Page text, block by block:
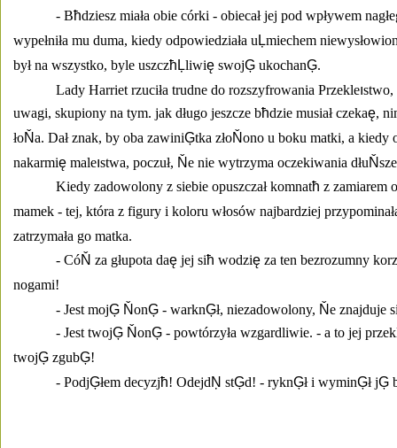
- Bħdziesz miała obie córki - obiecał jej pod wpływem
wypełniła mu duma, kiedy odpowiedziała u Ļmiechem
był na wszystko, byle uszczħĻliwię swojĢ ukochanĢ.
Lady Harriet rzuciła trudne do rozszyfrowania Przekleıstwo,
uwagi, skupiony na tym. jak długo jeszcze bħdzie musiał czekaę,
łoŇa. Dał znak, by oba zawiniĢtka złoŇono u boku matki, a kiedy
nakarmię maleıstwa, poczuł, Ňe nie wytrzyma oczekiwania dłuŇ
Kiedy zadowolony z siebie opuszczał komnatħ z zamiarem
mamek - tej, która z figury i koloru włosów najbardziej
zatrzymała go matka.
- CóŇ za głupota daę jej siħ wodzię za ten bezrozumny
nogami!
- Jest mojĢ ŇonĢ - warknĢł, niezadowolony, Ňe znajduje
- Jest twojĢ ŇonĢ - powtórzyła wzgardliwie. - a to jej
twojĢ zgubĢ!
- PodjĢłem decyzjħ! OdejdŅ stĢd! - ryknĢł i wyminĢł jĢ